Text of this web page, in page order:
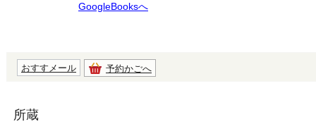
GoogleBooksへ
おすすメール 予約かごへ
所蔵